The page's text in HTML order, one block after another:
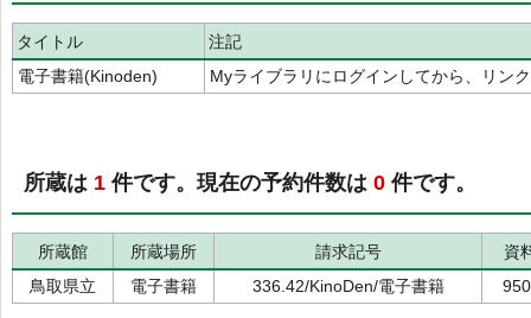
タイトル
注記
電子書籍(Kinoden)
Myライブラリにログインしてから、リン
所蔵は 1 件です。現在の予約件数は 0 件です。
所蔵館 所蔵場所 請求記号
資
鳥取県立
電子書籍 336.42/KinoDen/電子書籍